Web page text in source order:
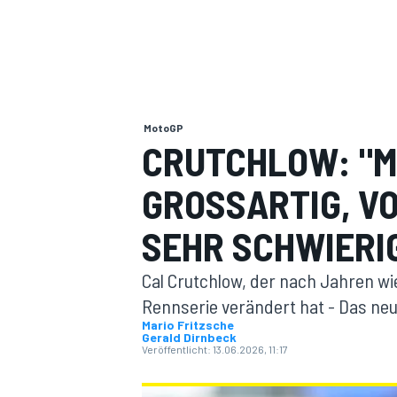
MOTOGP
MotoGP
CRUTCHLOW:
GROSSARTIG,
EHR
Cal Crutchlow, der nach Jahren
Rennserie verändert hat - Das
Mario Fritzsche
Gerald Dirnbeck
Veröffentlicht: 13.06.2026, 11:17